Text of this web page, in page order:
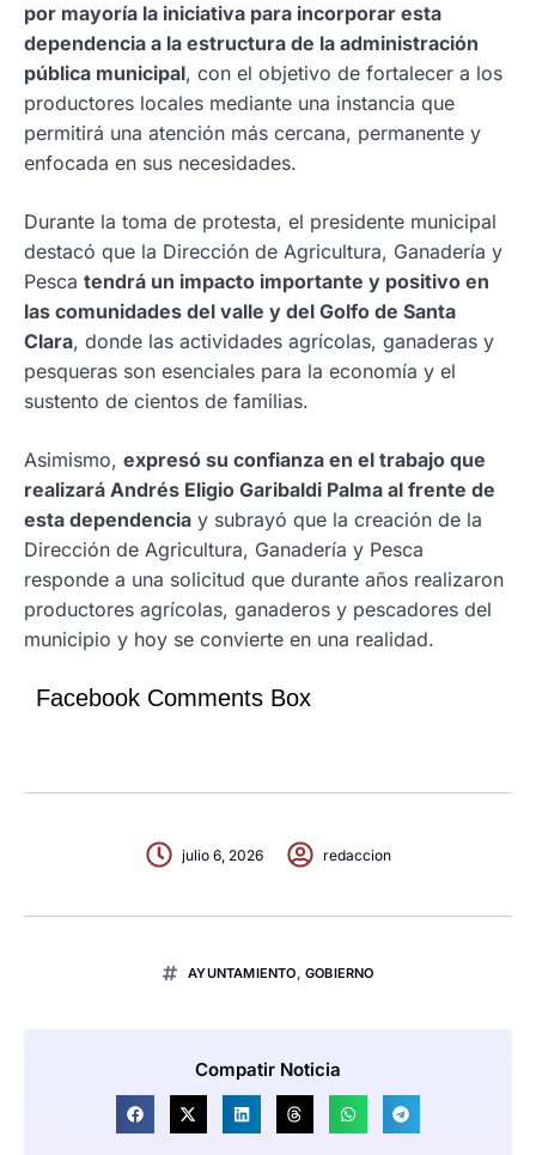
por mayoría la iniciativa para incorporar esta
dependencia a la estructura de la administración
pública municipal, con el objetivo de fortalecer a los
productores locales mediante una instancia que
permitirá una atención más cercana, permanente y
enfocada en sus necesidades.
Durante la toma de protesta, el presidente municipal
destacó que la Dirección de Agricultura, Ganadería y
Pesca tendrá un impacto importante y positivo en
las comunidades del valle y del Golfo de Santa
Clara, donde las actividades agrícolas, ganaderas y
pesqueras son esenciales para la economía y el
sustento de cientos de familias.
Asimismo, expresó su confianza en el trabajo que
realizará Andrés Eligio Garibaldi Palma al frente de
esta dependencia y subrayó que la creación de la
Dirección de Agricultura, Ganadería y Pesca
responde a una solicitud que durante años realizaron
productores agrícolas, ganaderos y pescadores del
municipio y hoy se convierte en una realidad.
Facebook Comments Box
julio 6, 2026 redaccion
AYUNTAMIENTO,GOBIERNO
Compatir Noticia